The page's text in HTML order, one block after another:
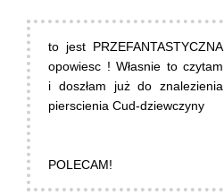
to jest PRZEFANTASTYCZNA
opowiesc ! Własnie to czytam
i doszłam już do znalezienia
pierscienia Cud-dziewczyny
POLECAM!